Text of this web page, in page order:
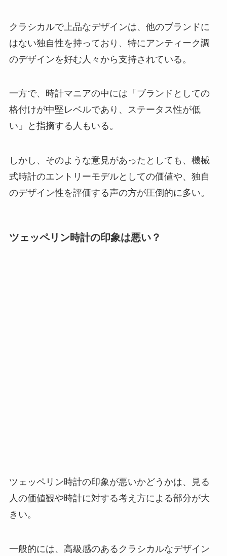
クラシカルで上品なデザインは、他のブランドに
はない独自性を持っており、特にアンティーク調
のデザインを好む人々から支持されている。
一方で、時計マニアの中には「ブランドとしての
格付けが中堅レベルであり、ステータス性が低
い」と指摘する人もいる。
しかし、そのような意見があったとしても、機械
式時計のエントリーモデルとしての価値や、独自
のデザイン性を評価する声の方が圧倒的に多い。
ツェッペリン時計の印象は悪い？
ツェッペリン時計の印象が悪いかどうかは、見る
人の価値観や時計に対する考え方による部分が大
きい。
一般的には、高級感のあるクラシカルなデザイン